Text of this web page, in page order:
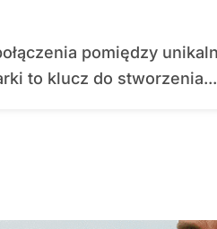
to klucz do stworzenia...